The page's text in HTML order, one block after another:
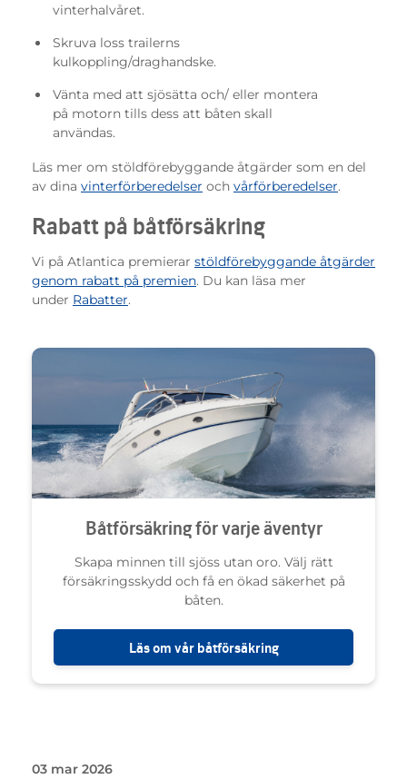
vinterhalvåret.
Skruva loss trailerns
kulkoppling/draghandske.
Vänta med att sjösätta och/ eller montera
på motorn tills dess att båten skall
användas.
Läs mer om stöldförebyggande åtgärder som en del
av dina vinterförberedelser och vårförberedelser.
Rabatt på båtförsäkring
Vi på Atlantica premierar stöldförebyggande åtgärder
genom rabatt på premien. Du kan läsa mer
under Rabatter.
Båtförsäkring för varje äventyr
Skapa minnen till sjöss utan oro. Välj rätt
försäkringsskydd och få en ökad säkerhet på
båten.
Läs om vår båtförsäkring
03 mar 2026